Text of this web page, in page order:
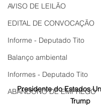
AVISO DE LEILÃO
EDITAL DE CONVOCAÇÃO
Informe - Deputado Tito
Balanço ambiental
Informes - Deputado Tito
ABANDONO DE EMPREGO
Presidente do Estados
Trump